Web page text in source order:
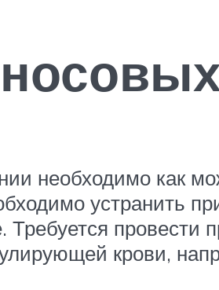
необходимо как
устранить
Требуется провести
крови,